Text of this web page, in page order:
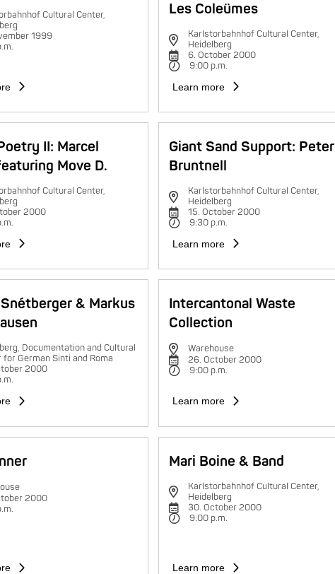
Cultural Center,
1999
Les Coleümes
Karlstorbahnhof Cultural Center,
Heidelberg
6. October 2000
9:00 p.m.
Learn more
II: Marcel
Move D.
Cultural Center,
2000
Giant Sand Support: Peter
Bruntnell
Karlstorbahnhof Cultural Center,
Heidelberg
15. October 2000
9:30 p.m.
Learn more
& Markus
Documentation and Cultural
for German Sinti and Roma
2000
Intercantonal Waste
Collection
Warehouse
26. October 2000
9:00 p.m.
Learn more
2000
Mari Boine & Band
Karlstorbahnhof Cultural Center,
Heidelberg
30. October 2000
9:00 p.m.
Learn more